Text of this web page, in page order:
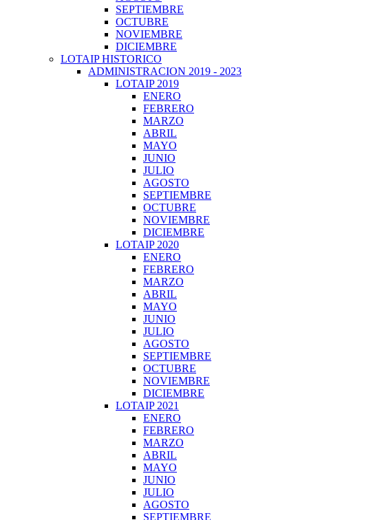
SEPTIEMBRE
OCTUBRE
NOVIEMBRE
DICIEMBRE
LOTAIP HISTORICO
ADMINISTRACION 2019 - 2023
LOTAIP 2019
ENERO
FEBRERO
MARZO
ABRIL
MAYO
JUNIO
JULIO
AGOSTO
SEPTIEMBRE
OCTUBRE
NOVIEMBRE
DICIEMBRE
LOTAIP 2020
ENERO
FEBRERO
MARZO
ABRIL
MAYO
JUNIO
JULIO
AGOSTO
SEPTIEMBRE
OCTUBRE
NOVIEMBRE
DICIEMBRE
LOTAIP 2021
ENERO
FEBRERO
MARZO
ABRIL
MAYO
JUNIO
JULIO
AGOSTO
SEPTIEMBRE